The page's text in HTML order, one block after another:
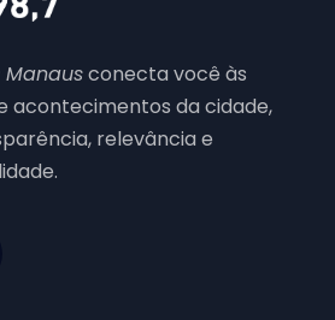
Manausconecta você às
acontecimentos da cidade,
relevância e